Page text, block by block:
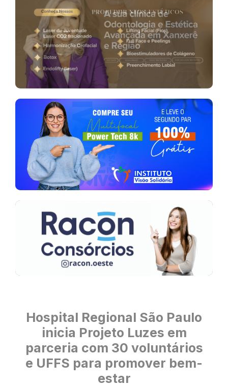
Hospital Regional São Paulo
inicia Projeto Luzes em
parceria com 30 voluntários
e UFFS para promover bem-
estar